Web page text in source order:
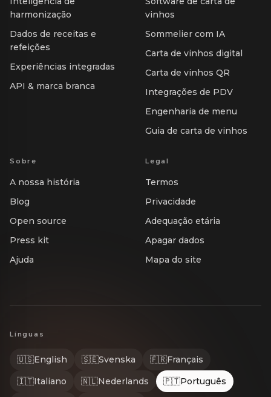
harmonização
Dados de receitas e
refeições
Experiências integradas
API & marca branca
vinhos
Sommelier com IA
Carta de vinhos digital
Carta de vinhos QR
Integrações de PDV
Engenharia de menu
Guia de carta de vinhos
Sobre
A nossa história
Blog
Open source
Press kit
Ajuda
Legal
Termos
Privacidade
Adequação etária
Apagar dados
Mapa do site
Línguas
🇺🇸English 🇸🇪Svenska 🇫🇷Français
🇮🇹Italiano 🇳🇱Nederlands 🇵🇹Português